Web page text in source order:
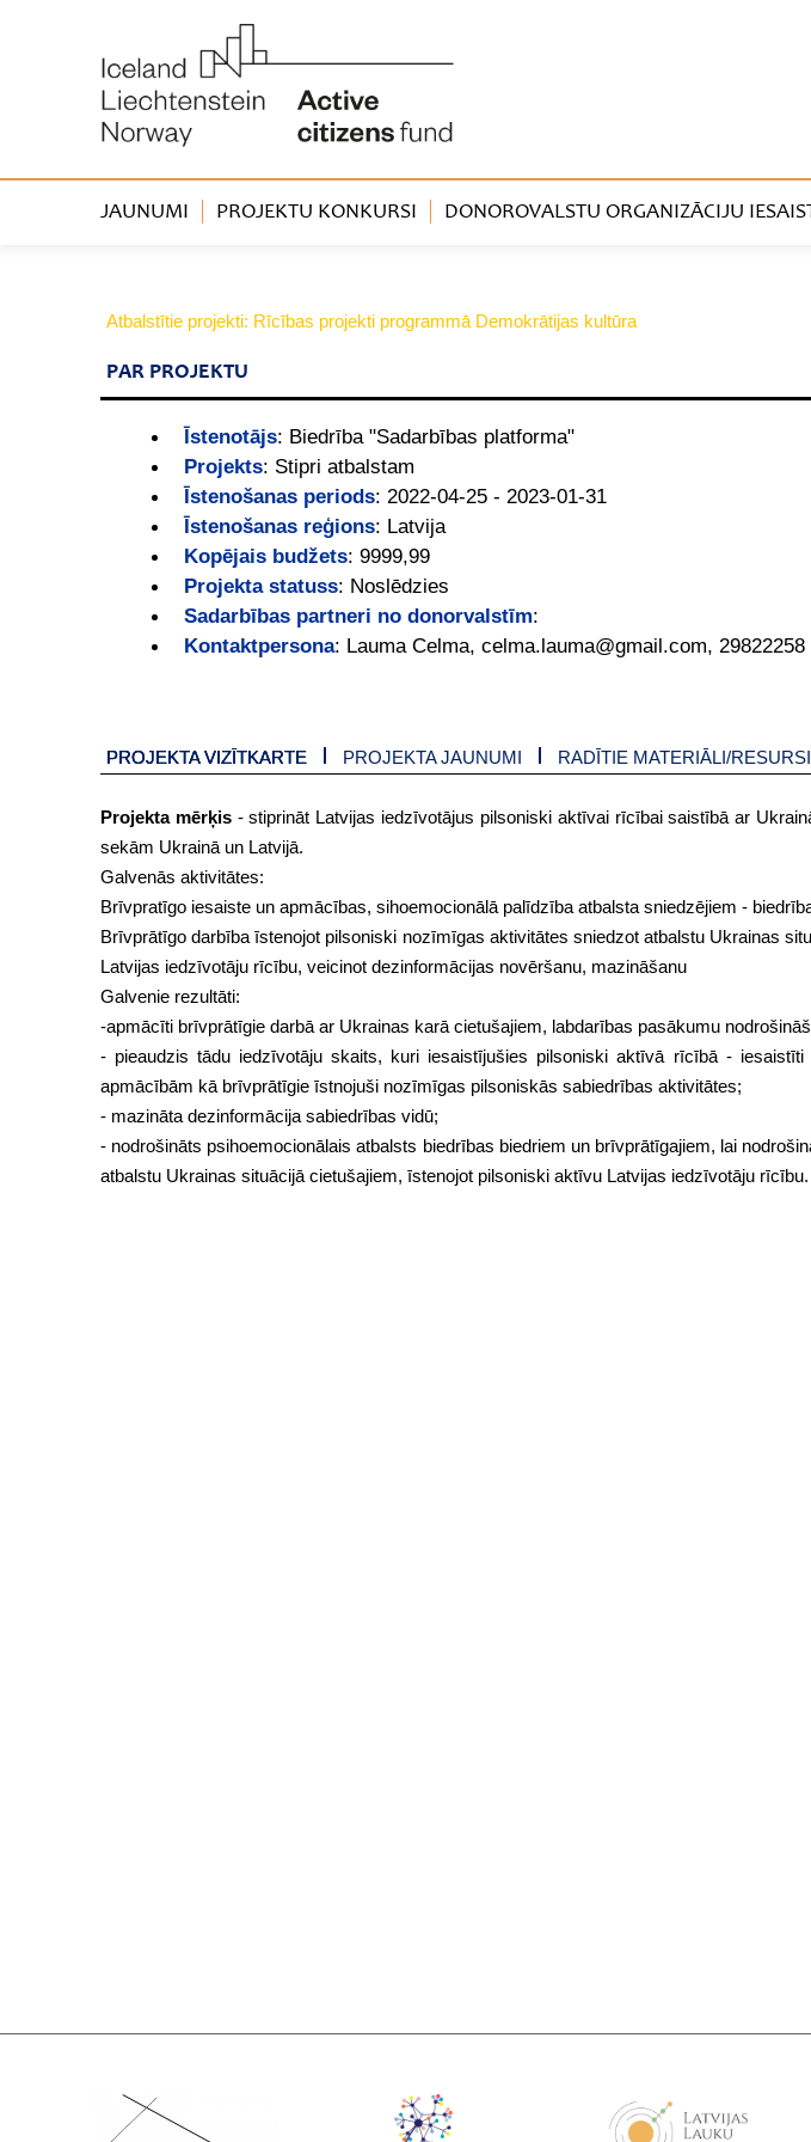
JAUNUMI PROJEKTU KONKURSI DONOROVALSTU ORGANIZĀCIJU
Atbalstītie projekti: Rīcības projekti programmā Demokrātijas kultūra
PAR PROJEKTU
Īstenotājs: Biedrība "Sadarbības platforma"
Projekts: Stipri atbalstam
Īstenošanas periods: 2022-04-25 - 2023-01-31
Īstenošanas reģions: Latvija
Kopējais budžets: 9999,99
Projekta statuss: Noslēdzies
Sadarbības partneri no donorvalstīm:
Kontaktpersona: Lauma Celma, celma.lauma@gmail.com, 29822258
PROJEKTA VIZĪTKARTE PROJEKTA JAUNUMI RADĪTIE MATERIĀLI/RESURSI
Projekta mērķis- stiprināt Latvijas iedzīvotājus pilsoniski aktīvai rīcībai saistībā ar
sekām Ukrainā un Latvijā.
Galvenās aktivitātes:
Brīvpratīgo iesaiste un apmācības, sihoemocionālā palīdzība atbalsta sniedzējiem -
Brīvprātīgo darbība īstenojot pilsoniski nozīmīgas aktivitātes sniedzot atbalstu Ukrainas
Latvijas iedzīvotāju rīcību, veicinot dezinformācijas novēršanu, mazināšanu
Galvenie rezultāti:
-apmācīti brīvprātīgie darbā ar Ukrainas karā cietušajiem, labdarības pasākumu
- pieaudzis tādu iedzīvotāju skaits, kuri iesaistījušies pilsoniski aktīvā rīcībā -
apmācībām kā brīvprātīgie īstnojuši nozīmīgas pilsoniskās sabiedrības aktivitātes;
- mazināta dezinformācija sabiedrības vidū;
- nodrošināts psihoemocionālais atbalsts biedrības biedriem un brīvprātīgajiem, lai
atbalstu Ukrainas situācijā cietušajiem, īstenojot pilsoniski aktīvu Latvijas iedzīvotāju rīcību.